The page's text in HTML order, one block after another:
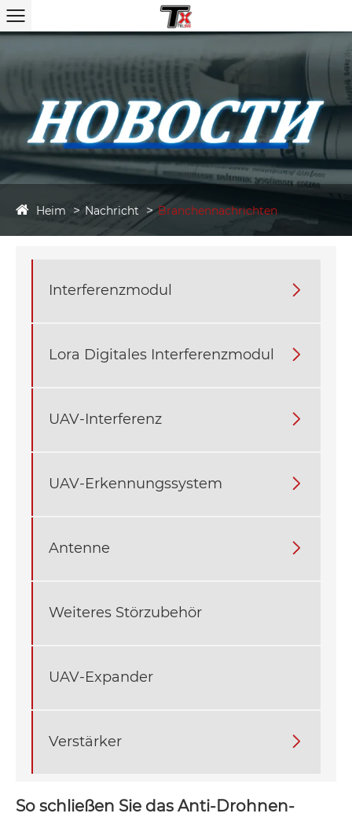
Heim Nachricht Branchennachrichten
Interferenzmodul 
Lora Digitales Interferenzmodul 
UAV-Interferenz 
UAV-Erkennungssystem 
Antenne 
Weiteres Störzubehör
UAV-Expander
Verstärker 
So schließen Sie das Anti-Drohnen-